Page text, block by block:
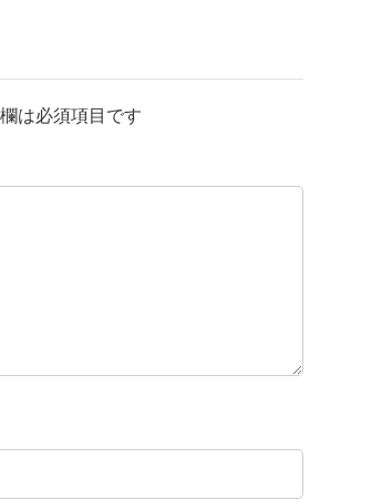
は必須項目です